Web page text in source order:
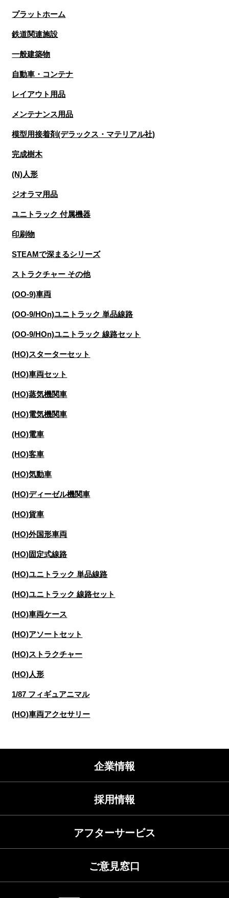
プラットホーム
鉄道関連施設
一般建築物
自動車・コンテナ
レイアウト用品
メンテナンス用品
模型用接着剤(デラックス・マテリアル社)
完成樹木
(N)人形
ジオラマ用品
ユニトラック 付属機器
印刷物
STEAMで深まるシリーズ
ストラクチャー その他
(OO-9)車両
(OO-9/HOn)ユニトラック 単品線路
(OO-9/HOn)ユニトラック 線路セット
(HO)スターターセット
(HO)車両セット
(HO)蒸気機関車
(HO)電気機関車
(HO)電車
(HO)客車
(HO)気動車
(HO)ディーゼル機関車
(HO)貨車
(HO)外国形車両
(HO)固定式線路
(HO)ユニトラック 単品線路
(HO)ユニトラック 線路セット
(HO)車両ケース
(HO)アソートセット
(HO)ストラクチャー
(HO)人形
1/87 フィギュアニマル
(HO)車両アクセサリー
企業情報
採用情報
アフターサービス
ご意見窓口